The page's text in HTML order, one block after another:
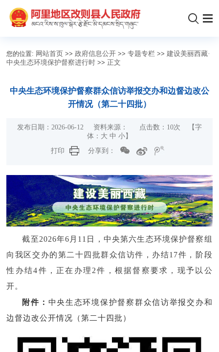
您的位置: 网站首页 >>政府信息公开 >>专题专栏 >>建设美丽西藏·
中央生态环境保护督察进行时 >> 正文
中央生态环境保护督察群众信访举报交办和边督边改公
开情况（第二十四批）
发布日期：2026-06-12 资料来源： 点击数： 10次 【字
体： 大 中 小】
打印
分享到：
截至2026年6月11日，中央第六生态环境保护督察组
向我区交办的第二十四批群众信访件，办结17件，阶段
性办结4件，正在办理2件，根据督察要求，现予以公
开。
附件： 中央生态环境保护督察群众信访举报交办和
边督边改公开情况（第二十四批）